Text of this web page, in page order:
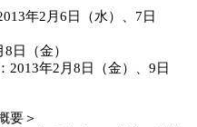
年2月6日（水）、7日
日（金）
2013年2月8日（金）、9日
要＞